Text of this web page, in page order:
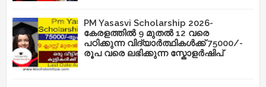
PM Yasasvi Scholarship 2026-
കേരളത്തിൽ 9 മുതൽ 12 വരെ
പഠിക്കുന്ന വിദ്യാർത്ഥികൾക്ക് 75000/-
രൂപ വരെ ലഭിക്കുന്ന സ്കോളർഷിപ്